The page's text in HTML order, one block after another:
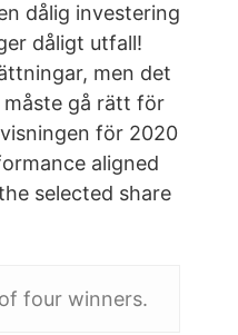
dålig investering
dåligt utfall!
men det
gå rätt för
för 2020
aligned
selected share
four winners.